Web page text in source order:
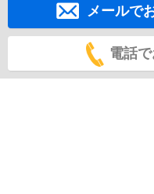
メールで
電話